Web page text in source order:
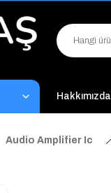
Hakkımızda
Audio Amplifier Ic